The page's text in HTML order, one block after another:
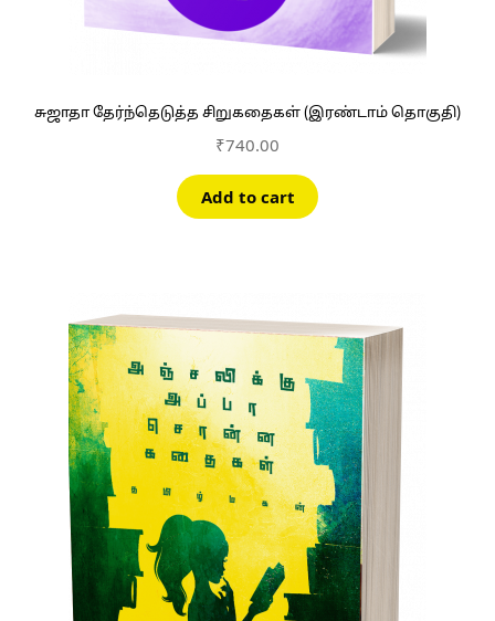
சுஜாதா தேர்ந்தெடுத்த சிறுகதைகள் (இரண்டாம் தொகுதி)
₹740.00
Add to cart